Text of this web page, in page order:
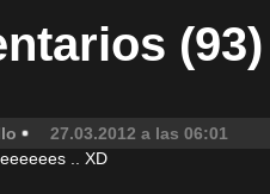
(93)
27.03.2012 a las 06:01
.. XD